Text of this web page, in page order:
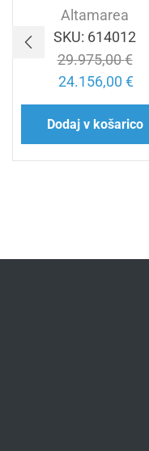
Altamarea
SKU: 614012
29.975,00€
24.156,00 €
Dodaj v košarico